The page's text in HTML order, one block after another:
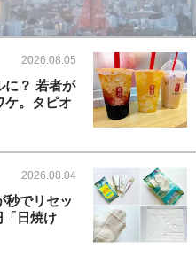
2026.08.05
に？ 若者が
ケ。タピオ
2026.08.04
秒でリセッ
「日焼け